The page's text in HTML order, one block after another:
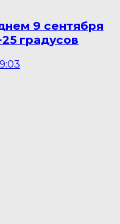
9 сентября
градусов